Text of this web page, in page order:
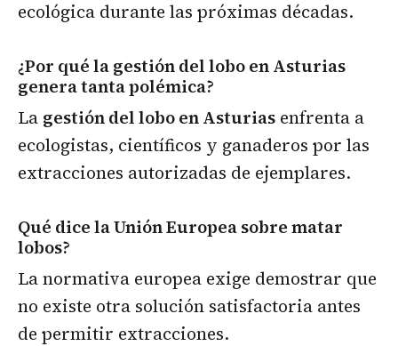
ecológica durante las próximas décadas.
¿Por qué la gestión del lobo en Asturias
genera tanta polémica?
La gestión del lobo en Asturias enfrenta a
ecologistas, científicos y ganaderos por las
extracciones autorizadas de ejemplares.
Qué dice la Unión Europea sobre matar
lobos?
La normativa europea exige demostrar que
no existe otra solución satisfactoria antes
de permitir extracciones.